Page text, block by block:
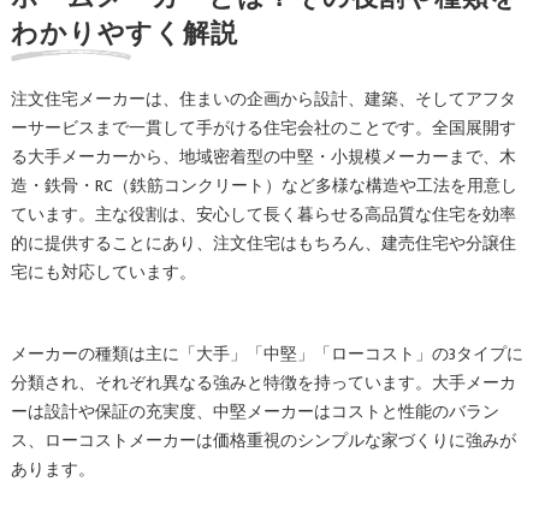
わかりやすく解説
注文住宅メーカーは、住まいの企画から設計、建築、そしてアフタ
ーサービスまで一貫して手がける住宅会社のことです。全国展開す
る大手メーカーから、地域密着型の中堅・小規模メーカーまで、木
造・鉄骨・RC（鉄筋コンクリート）など多様な構造や工法を用意し
ています。主な役割は、安心して長く暮らせる高品質な住宅を効率
的に提供することにあり、注文住宅はもちろん、建売住宅や分譲住
宅にも対応しています。
メーカーの種類は主に「大手」「中堅」「ローコスト」の3タイプに
分類され、それぞれ異なる強みと特徴を持っています。大手メーカ
ーは設計や保証の充実度、中堅メーカーはコストと性能のバラン
ス、ローコストメーカーは価格重視のシンプルな家づくりに強みが
あります。